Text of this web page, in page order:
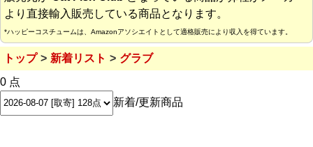
より直接輸入販売している商品となります。
*ハッピーコスチュームは、Amazonアソシエイトとして適格販売により収入を得ています。
トップ 新着リスト
グラブ
0 点
新着/更新商品